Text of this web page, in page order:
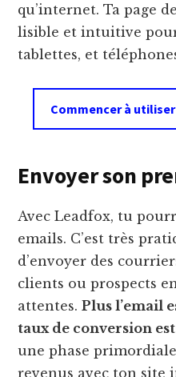
qu’internet. Ta page
lisible et intuitive
tablettes, et
Commencer à
Envoyer son
Avec Leadfox, tu
emails. C’est très
d’envoyer des
clients ou prospects
attentes.Plus l’email
taux de conversion
une phase
revenus avec ton site